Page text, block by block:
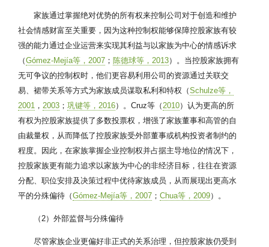
家族通过掌握绝对优势的所有权来控制公司对于创造和维护
社会情感财富至关重要，因为这种控制权能够保障控股家族有较
强的能力通过企业运营来实现其利益与以家族为中心的情感诉求
（Gómez-Mejía等，2007 ； 陈德球等，2013）。当控股家族拥有
无可争议的控制权时，他们更容易利用公司的资源通过关联交
易、裙带关系等方式为家族成员谋取私利和特权（Schulze等，
2001 ， 2003 ；巩键等，2016）。Cruz等（ 2010）认为更高的所
有权为控股家族提供了多数投票权，增强了家族董事和高管的自
由裁量权，从而降低了控股家族受外部董事或机构投资者制约的
程度。因此，在家族掌握企业控制权并占据主导地位的情况下，
控股家族更有能力追求以家族为中心的非经济目标，往往在资源
分配、职位安排及决策过程中优待家族成员，从而展现出更高水
平的分殊偏待（Gómez-Mejía等，2007 ；Chua等，2009）。
（2）外部监督与分殊偏待
尽管家族企业更偏好非正式的关系治理，但控股家族仍受到